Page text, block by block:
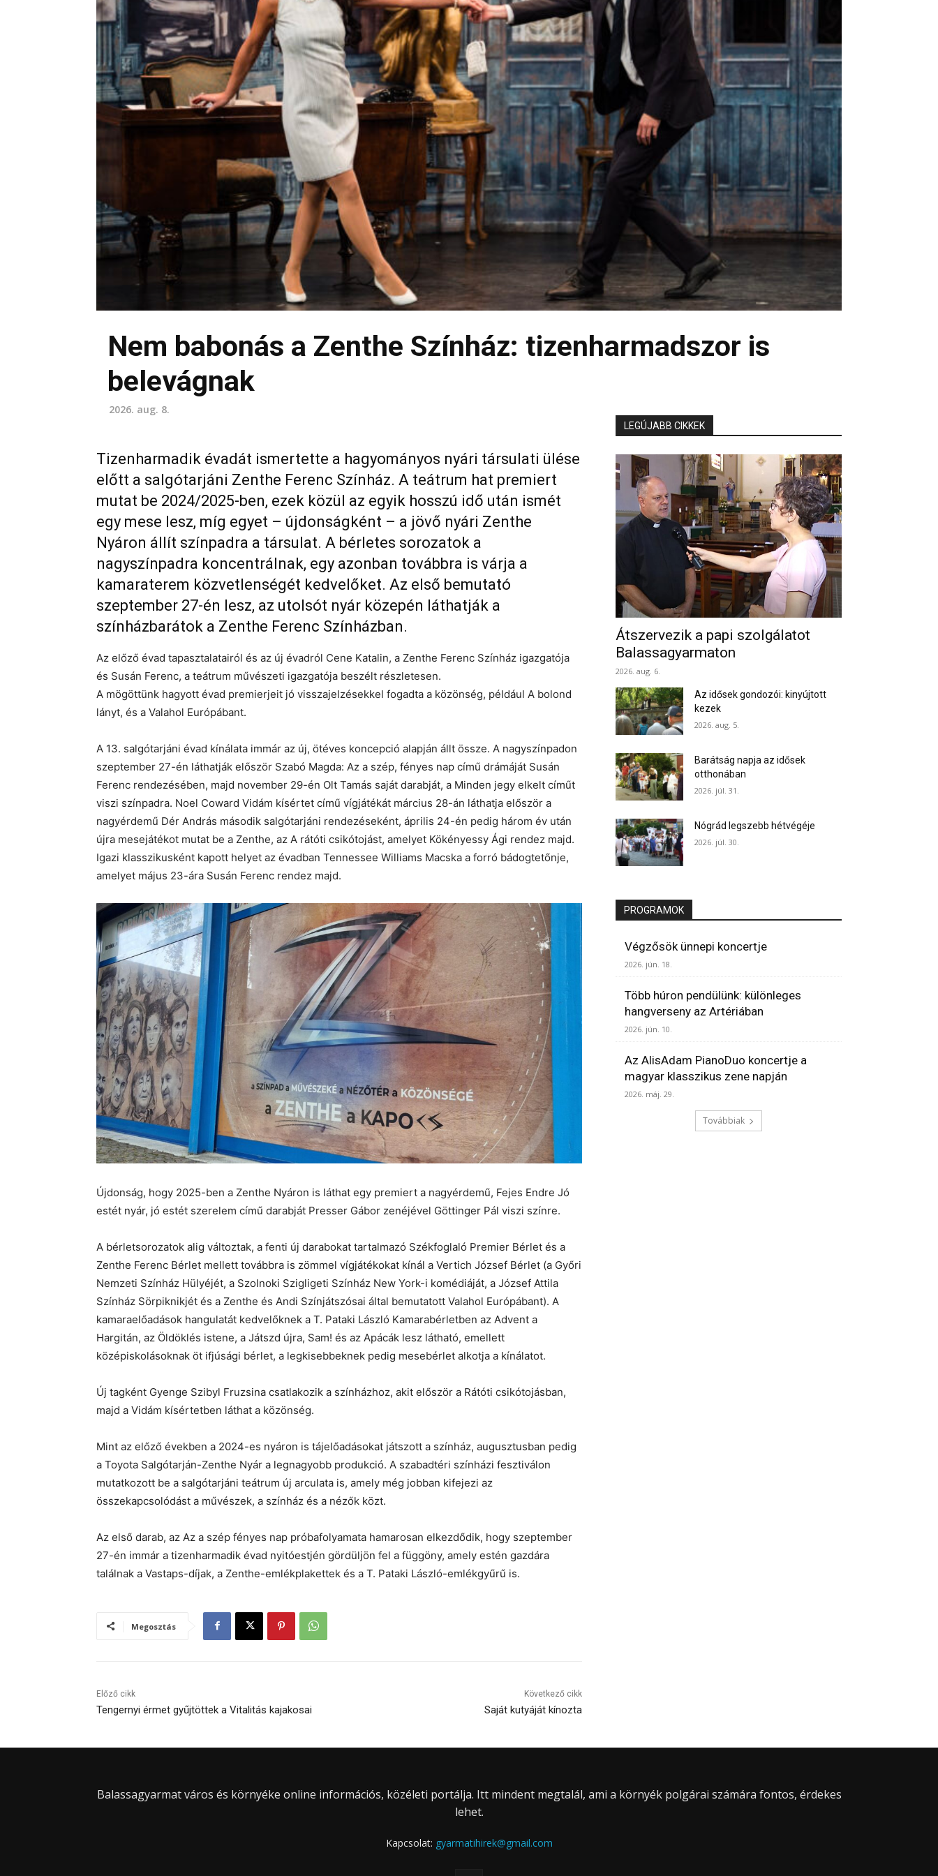
Nem babonás a Zenthe Színház: tizenharmadszor is
belevágnak
2026. aug. 8.
Tizenharmadik évadát ismertette a hagyományos nyári társulati ülése
előtt a salgótarjáni Zenthe Ferenc Színház. A teátrum hat premiert
mutat be 2024/2025-ben, ezek közül az egyik hosszú idő után ismét
egy mese lesz, míg egyet – újdonságként – a jövő nyári Zenthe
Nyáron állít színpadra a társulat. A bérletes sorozatok a
nagyszínpadra koncentrálnak, egy azonban továbbra is várja a
kamaraterem közvetlenségét kedvelőket. Az első bemutató
szeptember 27-én lesz, az utolsót nyár közepén láthatják a
színházbarátok a Zenthe Ferenc Színházban.
Az előző évad tapasztalatairól és az új évadról Cene Katalin, a Zenthe Ferenc Színház igazgatója
és Susán Ferenc, a teátrum művészeti igazgatója beszélt részletesen.
A mögöttünk hagyott évad premierjeit jó visszajelzésekkel fogadta a közönség, például A bolond
lányt, és a Valahol Európábant.
A 13. salgótarjáni évad kínálata immár az új, ötéves koncepció alapján állt össze. A nagyszínpadon
szeptember 27-én láthatják először Szabó Magda: Az a szép, fényes nap című drámáját Susán
Ferenc rendezésében, majd november 29-én Olt Tamás saját darabját, a Minden jegy elkelt címűt
viszi színpadra. Noel Coward Vidám kísértet című vígjátékát március 28-án láthatja először a
nagyérdemű Dér András második salgótarjáni rendezéseként, április 24-én pedig három év után
újra mesejátékot mutat be a Zenthe, az A rátóti csikótojást, amelyet Kökényessy Ági rendez majd.
Igazi klasszikusként kapott helyet az évadban Tennessee Williams Macska a forró bádogtetőnje,
amelyet május 23-ára Susán Ferenc rendez majd.
Újdonság, hogy 2025-ben a Zenthe Nyáron is láthat egy premiert a nagyérdemű, Fejes Endre Jó
estét nyár, jó estét szerelem című darabját Presser Gábor zenéjével Göttinger Pál viszi színre.
A bérletsorozatok alig változtak, a fenti új darabokat tartalmazó Székfoglaló Premier Bérlet és a
Zenthe Ferenc Bérlet mellett továbbra is zömmel vígjátékokat kínál a Vertich József Bérlet (a Győri
Nemzeti Színház Hülyéjét, a Szolnoki Szigligeti Színház New York-i komédiáját, a József Attila
Színház Sörpiknikjét és a Zenthe és Andi Színjátszósai által bemutatott Valahol Európábant). A
kamaraelőadások hangulatát kedvelőknek a T. Pataki László Kamarabérletben az Advent a
Hargitán, az Öldöklés istene, a Játszd újra, Sam! és az Apácák lesz látható, emellett
középiskolásoknak öt ifjúsági bérlet, a legkisebbeknek pedig mesebérlet alkotja a kínálatot.
Új tagként Gyenge Szibyl Fruzsina csatlakozik a színházhoz, akit először a Rátóti csikótojásban,
majd a Vidám kísértetben láthat a közönség.
Mint az előző években a 2024-es nyáron is tájelőadásokat játszott a színház, augusztusban pedig
a Toyota Salgótarján-Zenthe Nyár a legnagyobb produkció. A szabadtéri színházi fesztiválon
mutatkozott be a salgótarjáni teátrum új arculata is, amely még jobban kifejezi az
összekapcsolódást a művészek, a színház és a nézők közt.
Az első darab, az Az a szép fényes nap próbafolyamata hamarosan elkezdődik, hogy szeptember
27-én immár a tizenharmadik évad nyitóestjén gördüljön fel a függöny, amely estén gazdára
találnak a Vastaps-díjak, a Zenthe-emlékplakettek és a T. Pataki László-emlékgyűrű is.
Megosztás
Előző cikk
Tengernyi érmet gyűjtöttek a Vitalitás kajakosai
Következő cikk
Saját kutyáját kínozta
LEGÚJABB CIKKEK
Átszervezik a papi szolgálatot
Balassagyarmaton
2026. aug. 6.
Az idősek gondozói: kinyújtott
kezek
2026. aug. 5.
Barátság napja az idősek
otthonában
2026. júl. 31.
Nógrád legszebb hétvégéje
2026. júl. 30.
PROGRAMOK
Végzősök ünnepi koncertje
2026. jún. 18.
Több húron pendülünk: különleges
hangverseny az Artériában
2026. jún. 10.
Az AlisAdam PianoDuo koncertje a
magyar klasszikus zene napján
2026. máj. 29.
Továbbiak
Balassagyarmat város és környéke online információs, közéleti portálja. Itt mindent megtalál, ami a környék polgárai számára fontos, érdekes
lehet.
Kapcsolat: gyarmatihirek@gmail.com